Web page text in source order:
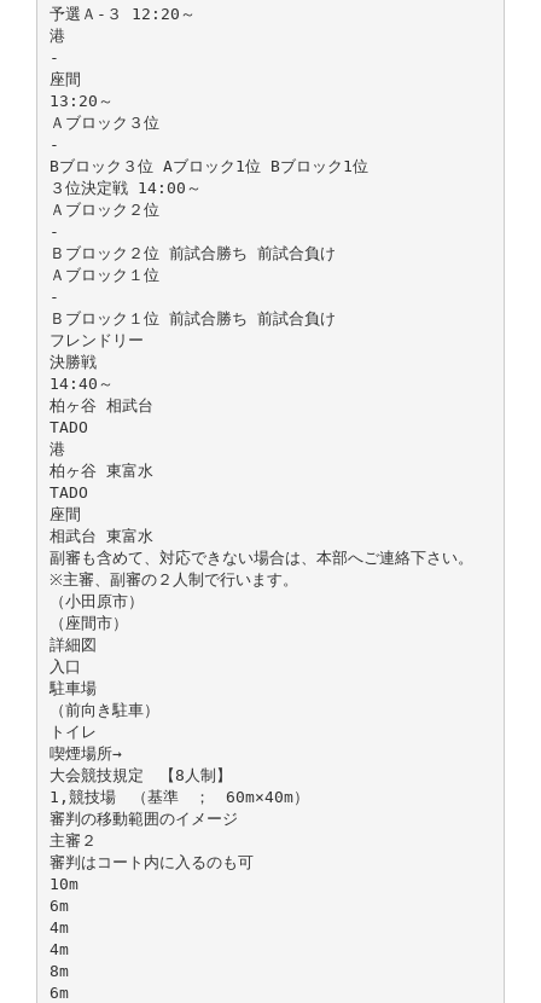
予選Ａ-３ 12:20～
港
-
座間
13:20～
Ａブロック３位
-
Bブロック３位 Aブロック1位 Bブロック1位
３位決定戦 14:00～
Ａブロック２位
-
Ｂブロック２位 前試合勝ち 前試合負け
Ａブロック１位
-
Ｂブロック１位 前試合勝ち 前試合負け
フレンドリー
決勝戦
14:40～
柏ヶ谷 相武台
TADO
港
柏ヶ谷 東富水
TADO
座間
相武台 東富水
副審も含めて、対応できない場合は、本部へご連絡下さい。
※主審、副審の２人制で行います。
（小田原市）
（座間市）
詳細図
入口
駐車場
（前向き駐車）
トイレ
喫煙場所→
大会競技規定 【8人制】
1,競技場 （基準 ； 60m×40m）
審判の移動範囲のイメージ
主審２
審判はコート内に入るのも可
10m
6m
4m
4m
8m
6m